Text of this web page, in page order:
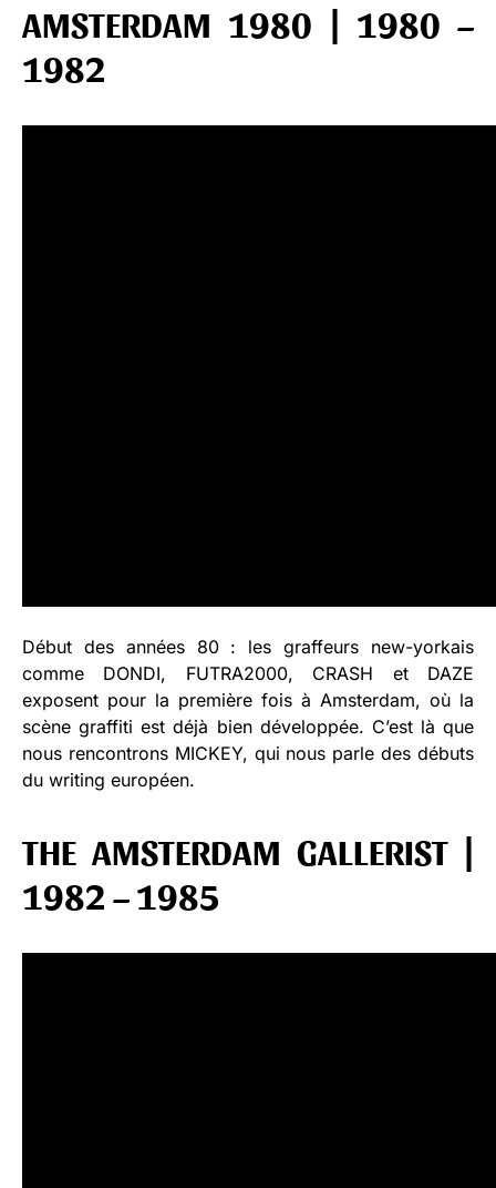
AMSTERDAM 1980 | 1980 –
1982
Début des années 80 : les graffeurs new-yorkais
comme DONDI, FUTRA2000, CRASH et DAZE
exposent pour la première fois à Amsterdam, où la
scène graffiti est déjà bien développée. C’est là que
nous rencontrons MICKEY, qui nous parle des débuts
du writing européen.
THE AMSTERDAM GALLERIST |
1982 – 1985